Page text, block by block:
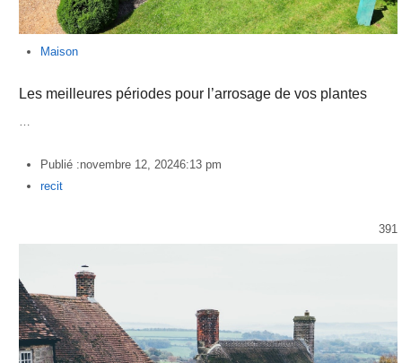
Maison
Les meilleures périodes pour l’arrosage de vos plantes
…
Publié :novembre 12, 20246:13 pm
Author
recit
391